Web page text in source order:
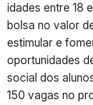
idades entre 18
bolsa no valor
estimular e
oportunidades
social dos
150 vagas no